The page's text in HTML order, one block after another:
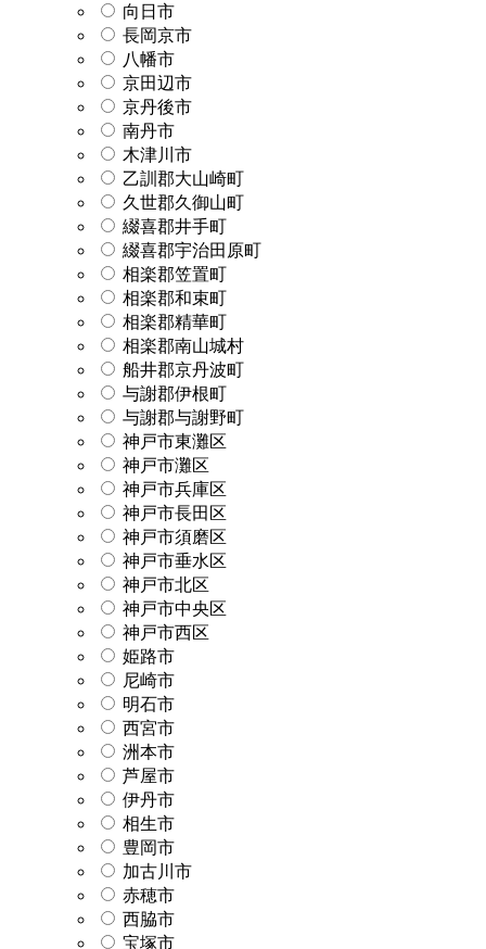
向日市
長岡京市
八幡市
京田辺市
京丹後市
南丹市
木津川市
乙訓郡大山崎町
久世郡久御山町
綴喜郡井手町
綴喜郡宇治田原町
相楽郡笠置町
相楽郡和束町
相楽郡精華町
相楽郡南山城村
船井郡京丹波町
与謝郡伊根町
与謝郡与謝野町
神戸市東灘区
神戸市灘区
神戸市兵庫区
神戸市長田区
神戸市須磨区
神戸市垂水区
神戸市北区
神戸市中央区
神戸市西区
姫路市
尼崎市
明石市
西宮市
洲本市
芦屋市
伊丹市
相生市
豊岡市
加古川市
赤穂市
西脇市
宝塚市